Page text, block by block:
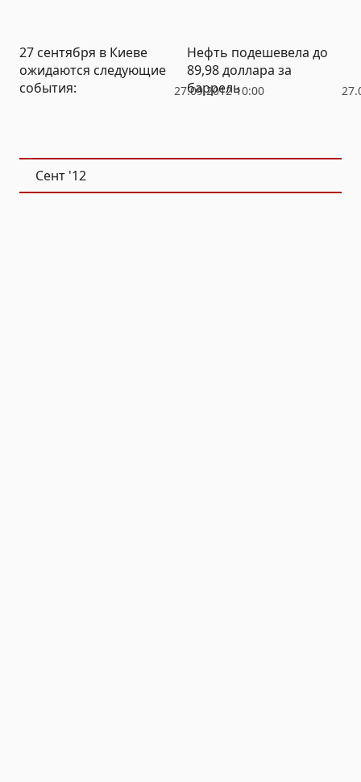
27.09.2012 10:00
27 сентября в Киеве
ожидаются следующие
события:
Нефть подешевела до
89,98 доллара за
баррель
Сент '12